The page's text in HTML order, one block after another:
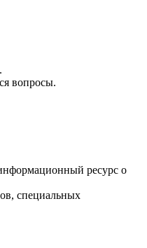
вопросы.
ресурс о
специальных